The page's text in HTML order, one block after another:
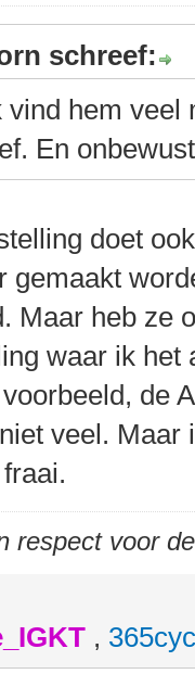
schreef:
vind hem veel
En
doet
gemaakt
Maar heb ze
waar ik het
de
veel. Maar
respect voor
,